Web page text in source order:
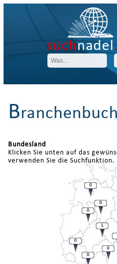
suchnadel
B
Bundesland
Klicken Sie unten auf das
verwenden Sie die Suchfunktion.
0
0
0
0
1
0
0